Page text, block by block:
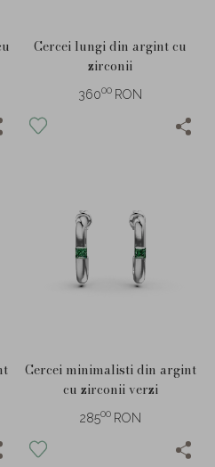
Cercei lungi din argint cu
zirconii
36000 RON
Cercei minimalisti din argint
cu zirconii verzi
28500 RON